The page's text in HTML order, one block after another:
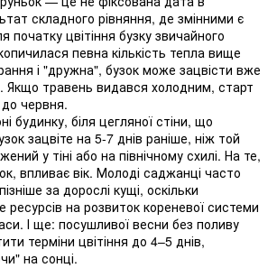
складного рівняння, де змінними є
початку цвітіння бузку звичайного
певна кількість тепла вище
і "дружна", бузок може зацвісти вже
Якщо травень видався холодним, старт
червня.
будинку, біля цегляної стіни, що
зацвіте на 5-7 днів раніше, ніж той
у тіні або на північному схилі. На те,
впливає вік. Молоді саджанці часто
за дорослі кущі, оскільки
на розвиток кореневої системи
І ще: посушливої ​​весни без поливу
терміни цвітіння до 4–5 днів,
на сонці.